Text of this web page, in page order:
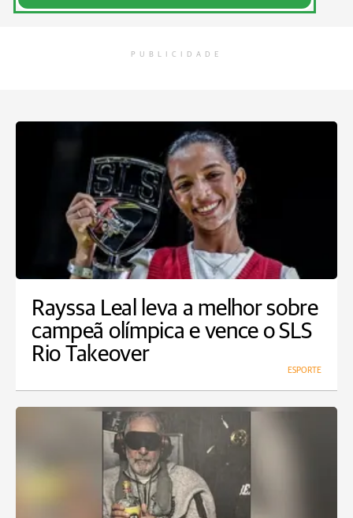
PUBLICIDADE
Rayssa Leal leva a melhor sobre
campeã olímpica e vence o SLS
Rio Takeover
ESPORTE